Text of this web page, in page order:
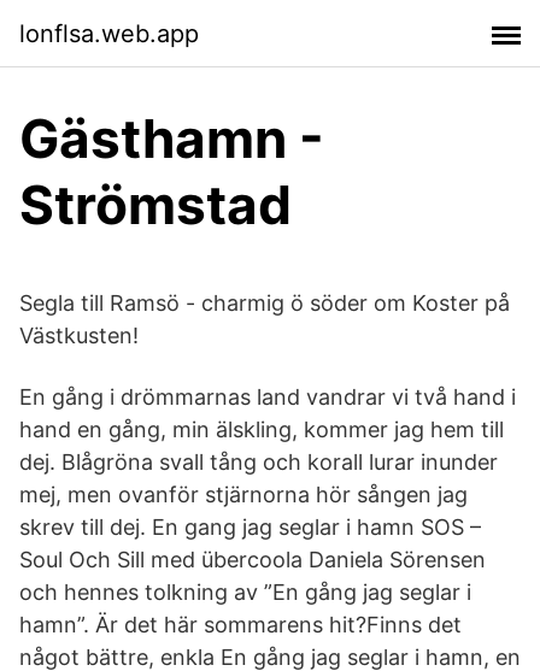
lonflsa.web.app
Gästhamn -
Strömstad
Segla till Ramsö - charmig ö söder om Koster på
Västkusten!
En gång i drömmarnas land vandrar vi två hand i
hand en gång, min älskling, kommer jag hem till
dej. Blågröna svall tång och korall lurar inunder
mej, men ovanför stjärnorna hör sången jag
skrev till dej. En gang jag seglar i hamn SOS –
Soul Och Sill med übercoola Daniela Sörensen
och hennes tolkning av ”En gång jag seglar i
hamn”. Är det här sommarens hit?Finns det
något bättre, enkla En gång jag seglar i hamn, en